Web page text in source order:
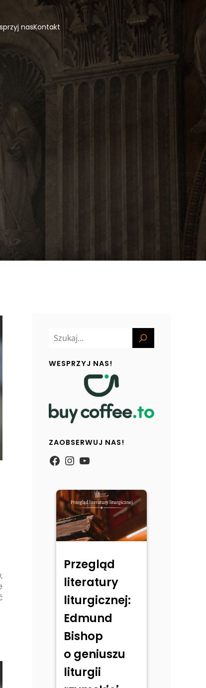
nasKontakt
WESPRZYJ NAS!
ZAOBSERWUJ NAS!
https://
Instagram
YouTube
Przegląd
literatury
liturgicznej:
Edmund
Bishop
o geniuszu
liturgii